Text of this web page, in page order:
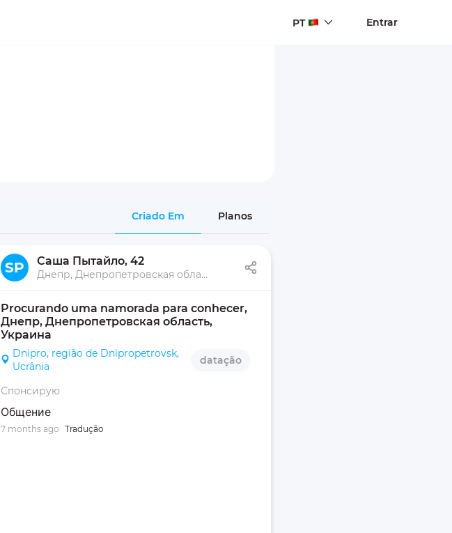
PT Entrar
Criado Em Planos
SP Саша Пытайло, 42
Днепр, Днепропетровская область, Украина
Procurando uma namorada para conhecer,
Днепр, Днепропетровская область,
Украина
Dnipro, região de Dnipropetrovsk,
Ucrânia
datação
Спонсирую
Общение
7 months ago Tradução